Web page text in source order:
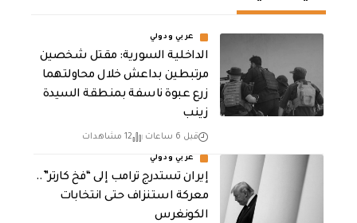
عربي ودولي
الداخلية السورية: مقتل شخصين
مرتبطين بداعش خلال محاولتهما
زرع عبوة ناسفة بمنطقة السيدة
زينب
قبل 6 ساعات 12 مشاهدات
عربي ودولي
إيران تستدرج ترامب إلى “فخ كارتر”..
معركة استنزاف حتى انتخابات
الكونغرس